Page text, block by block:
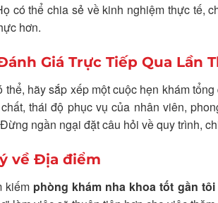
có thể chia sẻ về kinh nghiệm thực tế,
hơn.
Giá Trực Tiếp Qua Lần
thể, hãy sắp xếp một cuộc hẹn khám
thái độ phục vụ của nhân viên,
ngần ngại đặt câu hỏi về quy trình,
về Địa điểm
kiếm phòng khám nha khoa tốt gần